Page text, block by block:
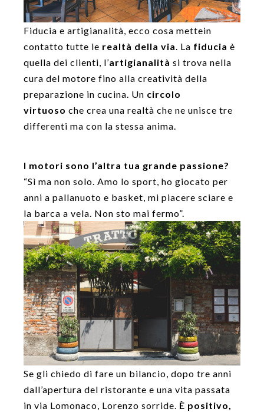
Fiducia e artigianalità, ecco cosa mettein
contatto tutte le realtà della via. La fiducia è
quella dei clienti, l’artigianalità si trova nella
cura del motore fino alla creatività della
preparazione in cucina. Un circolo
virtuoso che crea una realtà che ne unisce tre
differenti ma con la stessa anima.
I motori sono l’altra tua grande passione?
“Sì ma non solo. Amo lo sport, ho giocato per
anni a pallanuoto e basket, mi piacere sciare e
la barca a vela. Non sto mai fermo”.
Se gli chiedo di fare un bilancio, dopo tre anni
dall’apertura del ristorante e una vita passata
in via Lomonaco, Lorenzo sorride. È positivo,